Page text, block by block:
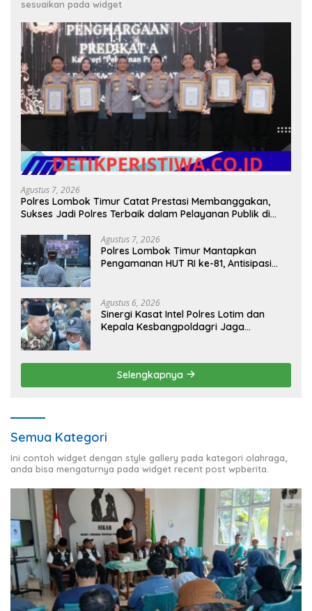
sesuaikan pada widget
Agustus 7, 2026
Polres Lombok Timur Catat Prestasi Membanggakan,
Sukses Jadi Polres Terbaik dalam Pelayanan Publik di
Agustus 7, 2026
Polres Lombok Timur Mantapkan
Pengamanan HUT RI ke-81, Antisipasi
Agustus 6, 2026
Sinergi Kasat Intel Polres Lotim dan
Kepala Kesbangpoldagri Jaga
Selengkapnya
Semua Kategori
Ini contoh widget dengan style gallery pada kategori olahraga,
anda bisa mengaturnya pada widget recent post wpberita.